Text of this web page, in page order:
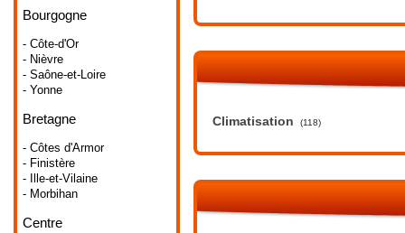
Bourgogne
- Côte-d'Or
- Nièvre
- Saône-et-Loire
- Yonne
Bretagne
- Côtes d'Armor
- Finistère
- Ille-et-Vilaine
- Morbihan
Centre
Climatisation (118)